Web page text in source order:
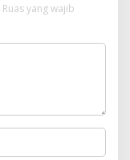
Ruas yang wajib